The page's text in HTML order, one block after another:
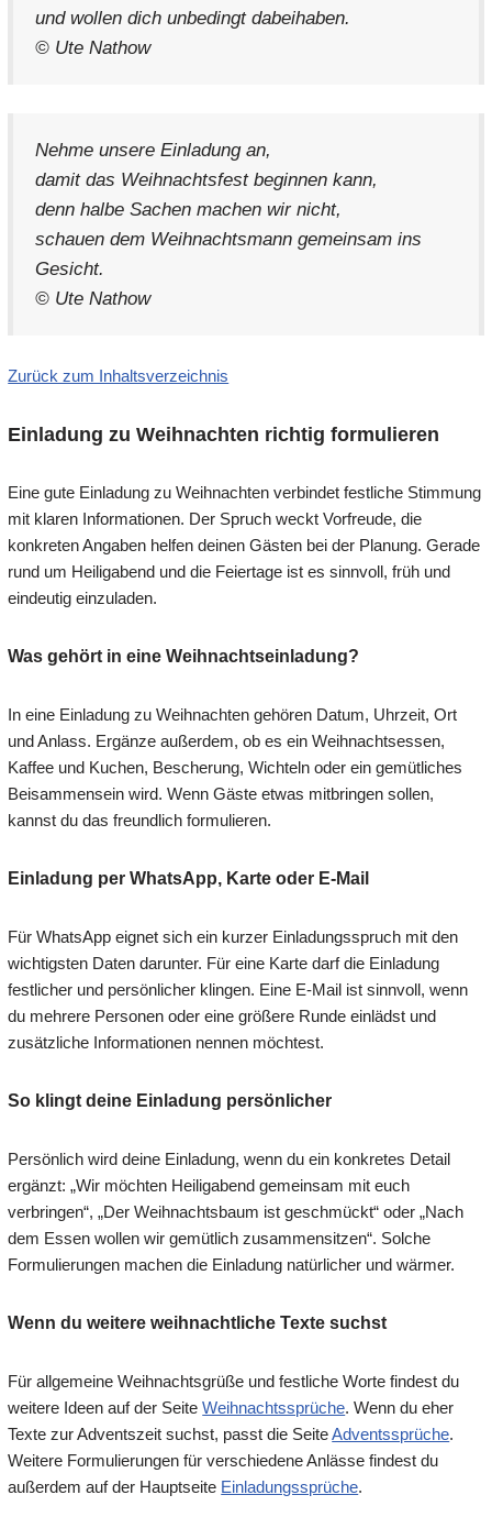
und wollen dich unbedingt dabeihaben.
© Ute Nathow
Nehme unsere Einladung an,
damit das Weihnachtsfest beginnen kann,
denn halbe Sachen machen wir nicht,
schauen dem Weihnachtsmann gemeinsam ins
Gesicht.
© Ute Nathow
Zurück zum Inhaltsverzeichnis
Einladung zu Weihnachten richtig formulieren
Eine gute Einladung zu Weihnachten verbindet festliche Stimmung
mit klaren Informationen. Der Spruch weckt Vorfreude, die
konkreten Angaben helfen deinen Gästen bei der Planung. Gerade
rund um Heiligabend und die Feiertage ist es sinnvoll, früh und
eindeutig einzuladen.
Was gehört in eine Weihnachtseinladung?
In eine Einladung zu Weihnachten gehören Datum, Uhrzeit, Ort
und Anlass. Ergänze außerdem, ob es ein Weihnachtsessen,
Kaffee und Kuchen, Bescherung, Wichteln oder ein gemütliches
Beisammensein wird. Wenn Gäste etwas mitbringen sollen,
kannst du das freundlich formulieren.
Einladung per WhatsApp, Karte oder E-Mail
Für WhatsApp eignet sich ein kurzer Einladungsspruch mit den
wichtigsten Daten darunter. Für eine Karte darf die Einladung
festlicher und persönlicher klingen. Eine E-Mail ist sinnvoll, wenn
du mehrere Personen oder eine größere Runde einlädst und
zusätzliche Informationen nennen möchtest.
So klingt deine Einladung persönlicher
Persönlich wird deine Einladung, wenn du ein konkretes Detail
ergänzt: „Wir möchten Heiligabend gemeinsam mit euch
verbringen“, „Der Weihnachtsbaum ist geschmückt“ oder „Nach
dem Essen wollen wir gemütlich zusammensitzen“. Solche
Formulierungen machen die Einladung natürlicher und wärmer.
Wenn du weitere weihnachtliche Texte suchst
Für allgemeine Weihnachtsgrüße und festliche Worte findest du
weitere Ideen auf der SeiteWeihnachtssprüche. Wenn du eher
Texte zur Adventszeit suchst, passt die SeiteAdventssprüche.
Weitere Formulierungen für verschiedene Anlässe findest du
außerdem auf der Hauptseite Einladungssprüche.